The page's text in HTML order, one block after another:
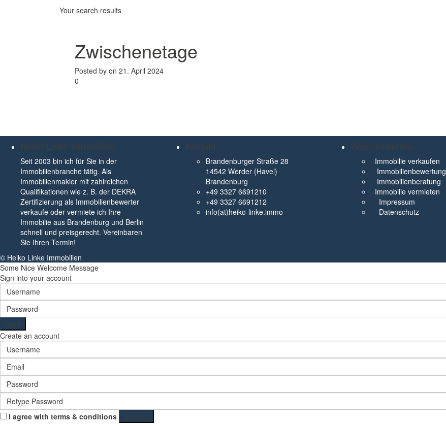
Your search results
Zwischenetage
Posted by on 21. April 2024
0
Heiko Linke Immobilien
Seit 2003 bin ich für Sie in der
Immobilienbranche tätig. Als
Immobilienmakler mit zahlreichen
Qualifikationen wie z. B. der DEKRA
Zertifizierung als Immobilienbewerter
verkaufe oder vermiete ich Ihre
Immobilie aus Brandenburg und Berlin
schnell und preisgerecht. Vereinbaren
Sie Ihren Termin!
Kontakt
Brandenburger Straße 28
14542 Werder (Havel)
Brandenburg
+49 3327 6691210
+49 3327 6691212
info(at)heiko-linke.immo
Wissenswertes
Immobilie verkaufen
Immobilienbewertung
Immobilienberatung
Immobilie vermieten
Impressum
Datenschutz
© Heiko Linke Immobilien
Some Nice Welcome Message
Sign into your account
Login
Create an account
I agree with terms & conditions
Register